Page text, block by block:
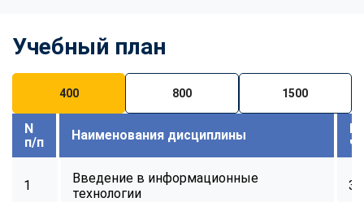
Учебный план
400 800 1500
N
п/п
Наименования дисциплины
1
Введение в информационные
технологии
32